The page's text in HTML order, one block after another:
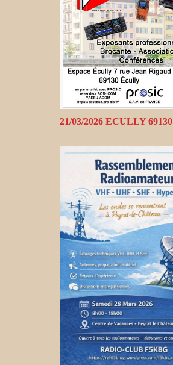
21/03/2026 ECULLY 69130